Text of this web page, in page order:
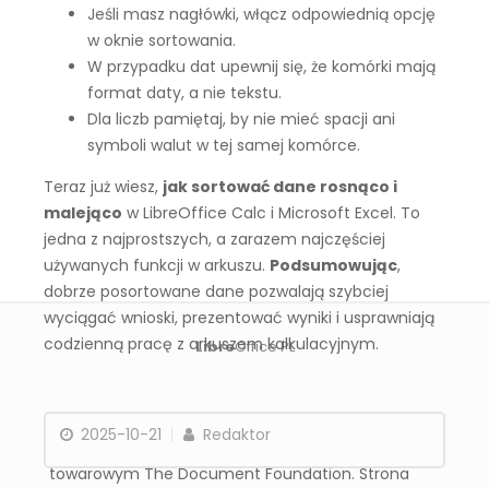
Jeśli masz nagłówki, włącz odpowiednią opcję
w oknie sortowania.
W przypadku dat upewnij się, że komórki mają
format daty, a nie tekstu.
Dla liczb pamiętaj, by nie mieć spacji ani
symboli walut w tej samej komórce.
Teraz już wiesz, jak sortować dane rosnąco i
malejąco w LibreOffice Calc i Microsoft Excel. To
jedna z najprostszych, a zarazem najczęściej
używanych funkcji w arkuszu. Podsumowując,
dobrze posortowane dane pozwalają szybciej
wyciągać wnioski, prezentować wyniki i usprawniają
codzienną pracę z arkuszem kalkulacyjnym.
2025-10-21 Redaktor
LibreOffice PL
LibreOffice jest zarejestrowanym znakiem
towarowym The Document Foundation. Strona